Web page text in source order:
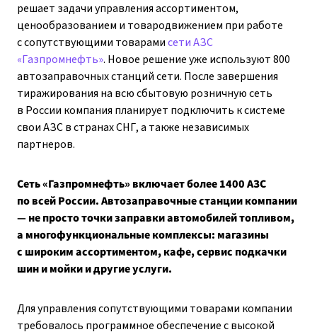
решает задачи управления ассортиментом,
ценообразованием и товародвижением при работе
с сопутствующими товарамисети АЗС
«Газпромнефть». Новое решение уже используют 800
автозаправочных станций сети. После завершения
тиражирования на всю сбытовую розничную сеть
в России компания планирует подключить к системе
свои АЗС в странах СНГ, а также независимых
партнеров.
Сеть «Газпромнефть» включает более 1400 АЗС
по всей России. Автозаправочные станции компании
— не просто точки заправки автомобилей топливом,
а многофункциональные комплексы: магазины
с широким ассортиментом, кафе, сервис подкачки
шин и мойки и другие услуги.
Для управления сопутствующими товарами компании
требовалось программное обеспечение с высокой